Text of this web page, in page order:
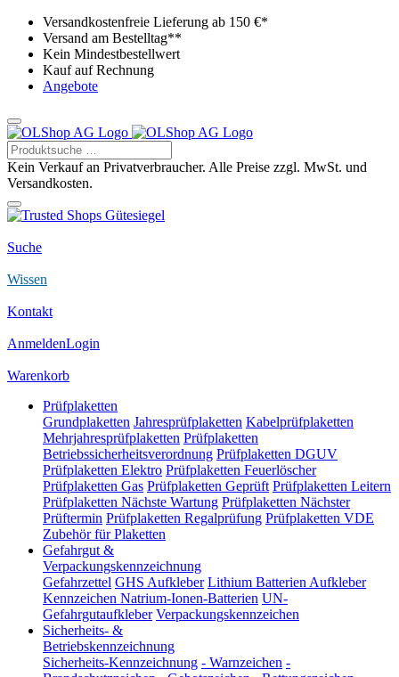
Versandkostenfreie Lieferung ab 150 €*
Versand am Bestelltag**
Kein Mindestbestellwert
Kauf auf Rechnung
Angebote
Kein Verkauf an Privatverbraucher. Alle Preise zzgl. MwSt. und
Versandkosten.
Suche
Wissen
Kontakt
AnmeldenLogin
Warenkorb
Prüfplaketten
Grundplaketten Jahresprüfplaketten Kabelprüfplaketten
Mehrjahresprüfplaketten Prüfplaketten
Betriebssicherheitsverordnung Prüfplaketten DGUV
Prüfplaketten Elektro Prüfplaketten Feuerlöscher
Prüfplaketten Gas Prüfplaketten Geprüft Prüfplaketten Leitern
Prüfplaketten Nächste Wartung Prüfplaketten Nächster
Prüftermin Prüfplaketten Regalprüfung Prüfplaketten VDE
Zubehör für Plaketten
Gefahrgut &
Verpackungskennzeichnung
Gefahrzettel GHS Aufkleber Lithium Batterien Aufkleber
Kennzeichen Natrium-Ionen-Batterien UN-
Gefahrgutaufkleber Verpackungskennzeichen
Sicherheits- &
Betriebskennzeichnung
Sicherheits-Kennzeichnung - Warnzeichen -